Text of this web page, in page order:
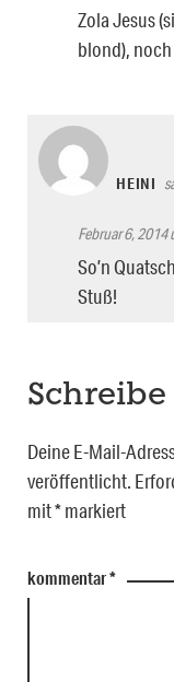
Zola Jesus
blond), noch
HEINI
Februar 6, 2014
So’n
Stuß!
Deine E-Mail-
veröffentlicht.
mit*markiert
kommentar*